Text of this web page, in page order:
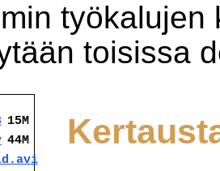
työkalujen
toisissa
15M
44M